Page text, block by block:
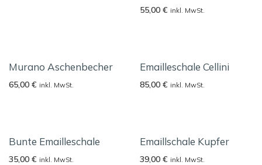
55,00 € inkl. MwSt.
Murano Aschenbecher
65,00 € inkl. MwSt.
Emailleschale Cellini
85,00 € inkl. MwSt.
Bunte Emailleschale
35,00 € inkl. MwSt.
Emaillschale Kupfer
39,00 € inkl. MwSt.